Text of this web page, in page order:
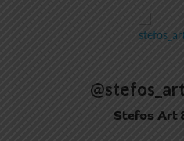
Stefos Art